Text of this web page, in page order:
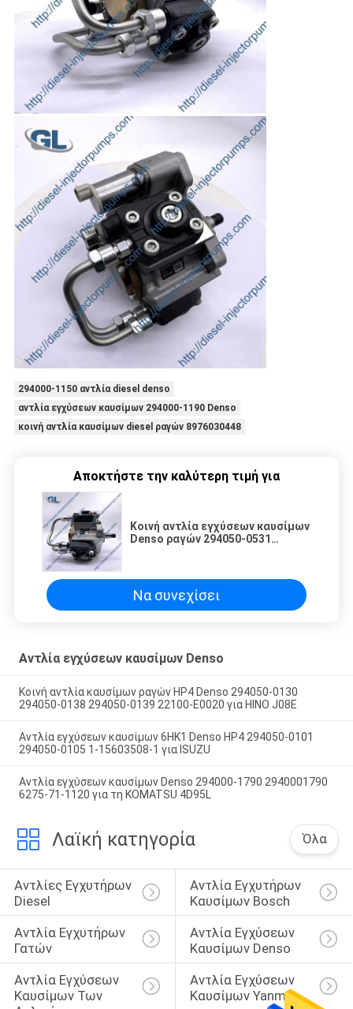
294000-1150 αντλία diesel denso
αντλία εγχύσεων καυσίμων 294000-1190 Denso
κοινή αντλία καυσίμων diesel ραγών 8976030448
Αποκτήστε την καλύτερη τιμή για
Κοινή αντλία εγχύσεων καυσίμων
Denso ραγών 294050-0531
Να συνεχίσει
Αντλία εγχύσεων καυσίμων Denso
Κοινή αντλία καυσίμων ραγών HP4 Denso 294050-0130
294050-0138 294050-0139 22100-E0020 για HINO J08E
Αντλία εγχύσεων καυσίμων 6HK1 Denso HP4 294050-0101
294050-0105 1-15603508-1 για ISUZU
Αντλία εγχύσεων καυσίμων Denso 294000-1790 2940001790
6275-71-1120 για τη KOMATSU 4D95L
Λαϊκή κατηγορία Όλα
Αντλίες Εγχυτήρων
Diesel
Αντλία Εγχυτήρων
Καυσίμων Bosch
Αντλία Εγχυτήρων
Γατών
Αντλία Εγχύσεων
Καυσίμων Denso
Αντλία Εγχύσεων
Καυσίμων Των
Αντλία Εγχύσεων
Καυσίμων Yanmar